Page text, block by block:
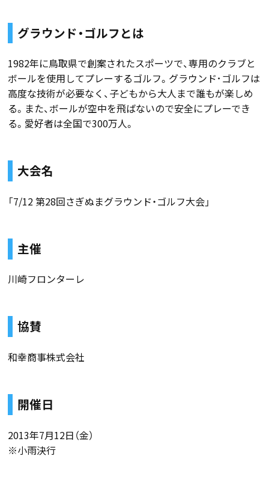
グラウンド・ゴルフとは
1982年に鳥取県で創案されたスポーツで、専用のクラブと
ボールを使用してプレーするゴルフ。グラウンド･ゴルフは
高度な技術が必要なく、子どもから大人まで誰もが楽しめ
る。また、ボールが空中を飛ばないので安全にプレーでき
る。愛好者は全国で300万人。
大会名
「7/12 第28回さぎぬまグラウンド・ゴルフ大会」
主催
川崎フロンターレ
協賛
和幸商事株式会社
開催日
2013年7月12日（金）
※小雨決行